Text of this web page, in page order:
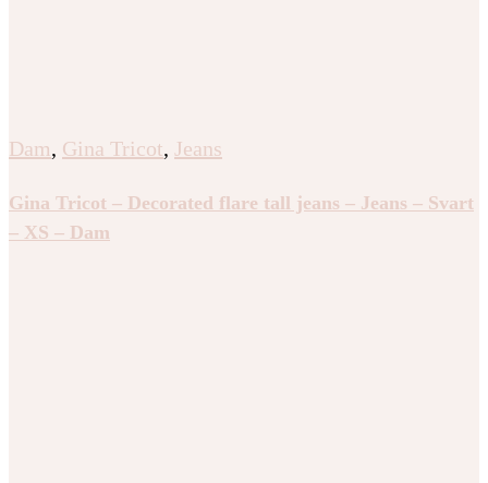
Dam, Gina Tricot, Jeans
Gina Tricot – Decorated flare tall jeans – Jeans – Svart
– XS – Dam